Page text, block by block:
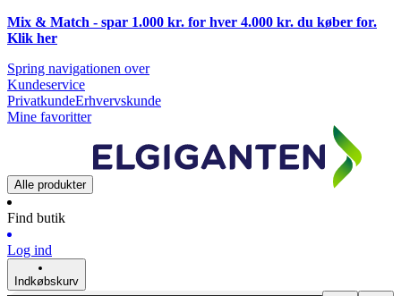
Mix & Match - spar 1.000 kr. for hver 4.000 kr. du køber for.
Klik her
Spring navigationen over
Kundeservice
PrivatkundeErhvervskunde
Mine favoritter
Alle produkter
Find butik
Log ind
Indkøbskurv